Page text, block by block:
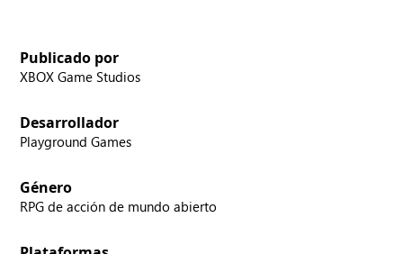
Publicado por
XBOX Game Studios
Desarrollador
Playground Games
Género
RPG de acción de mundo abierto